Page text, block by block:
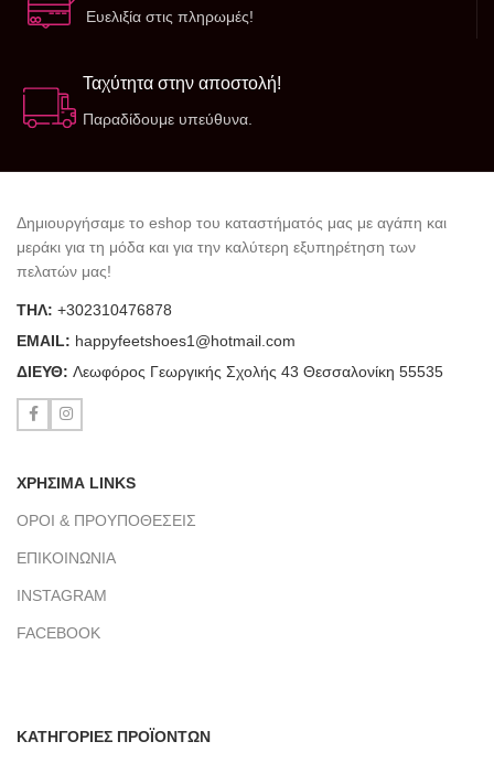
Ευελιξία στις πληρωμές!
Ταχύτητα στην αποστολή!
Παραδίδουμε υπεύθυνα.
Δημιουργήσαμε το eshop του καταστήματός μας με αγάπη και
μεράκι για τη μόδα και για την καλύτερη εξυπηρέτηση των
πελατών μας!
ΤΗΛ: +302310476878
ΕΜΑΙL: happyfeetshoes1@hotmail.com
ΔΙΕΥΘ: Λεωφόρος Γεωργικής Σχολής 43 Θεσσαλονίκη 55535
ΧΡΗΣΙΜΑ LINKS
ΟΡΟΙ & ΠΡΟΥΠΟΘΕΣΕΙΣ
ΕΠΙΚΟΙΝΩΝΙΑ
INSTAGRAM
FACEBOOK
ΚΑΤΗΓΟΡΙΕΣ ΠΡΟΪΟΝΤΩΝ